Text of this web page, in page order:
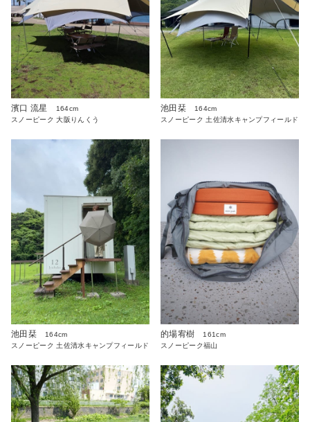
濱口 流星
164cm
スノーピーク 大阪りんくう
池田栞
164cm
スノーピーク 土佐清水キャンプフィールド
池田栞
164cm
スノーピーク 土佐清水キャンプフィールド
的場宥樹
161cm
スノーピーク福山